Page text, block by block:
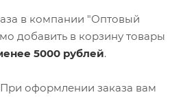
в компании "Оптовый
добавить в корзину товары
5000 рублей.
оформлении заказа вам